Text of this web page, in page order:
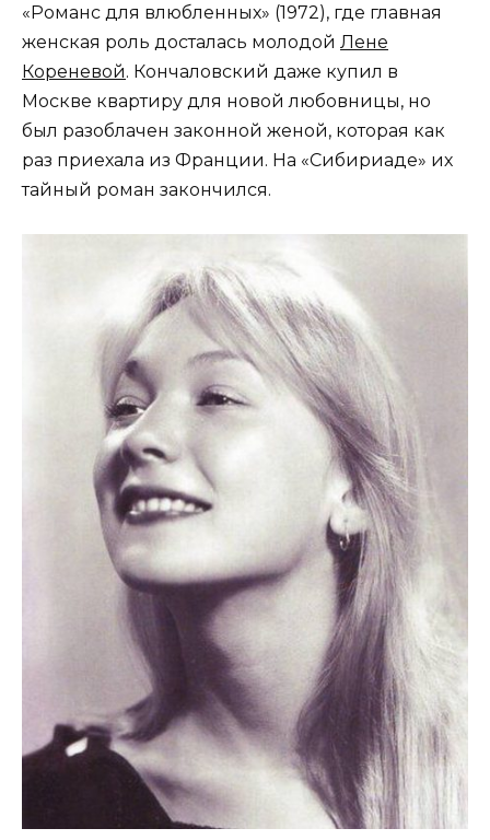
«Романс для влюбленных» (1972), где главная
женская роль досталась молодой Лене
Кореневой. Кончаловский даже купил в
Москве квартиру для новой любовницы, но
был разоблачен законной женой, которая как
раз приехала из Франции. На «Сибириаде» их
тайный роман закончился.